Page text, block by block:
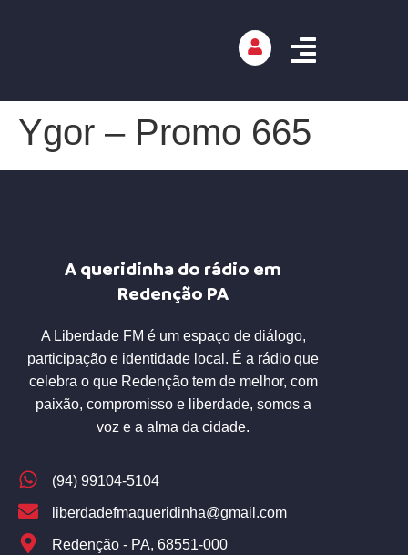
Ygor – Promo 665
A queridinha do rádio em
Redenção PA
A Liberdade FM é um espaço de diálogo,
participação e identidade local. É a rádio que
celebra o que Redenção tem de melhor, com
paixão, compromisso e liberdade, somos a
voz e a alma da cidade.
(94) 99104-5104
liberdadefmaqueridinha@gmail.com
Redenção - PA, 68551-000